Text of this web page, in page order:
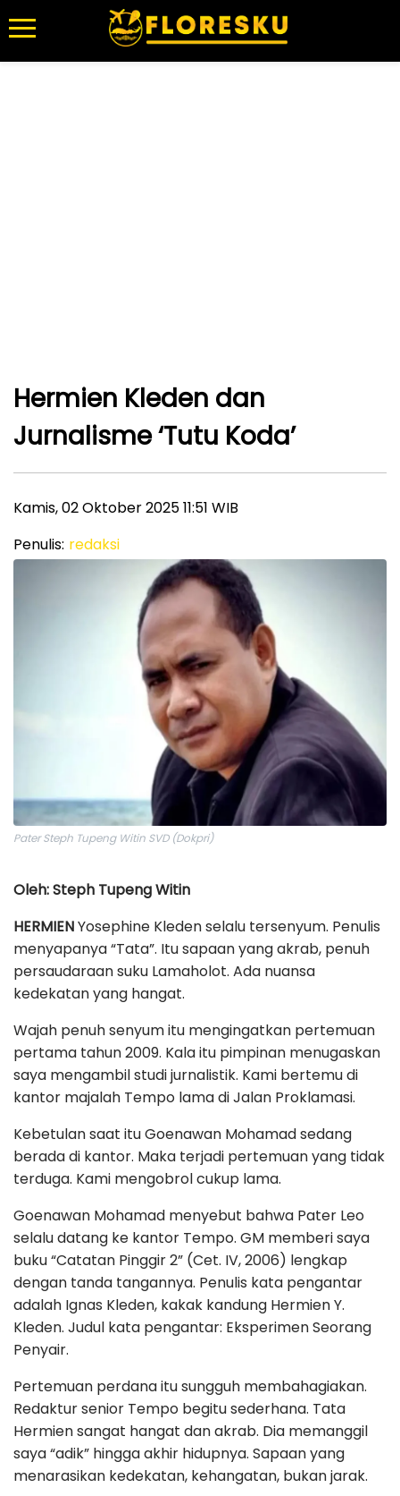
Hermien Kleden dan
Jurnalisme ‘Tutu Koda’
Kamis, 02 Oktober 2025 11:51 WIB
Penulis: redaksi
Pater Steph Tupeng Witin SVD (Dokpri)
Oleh: Steph Tupeng Witin
HERMIENYosephine Kleden selalu tersenyum. Penulis
menyapanya “Tata”. Itu sapaan yang akrab, penuh
persaudaraan suku Lamaholot. Ada nuansa
kedekatan yang hangat.
Wajah penuh senyum itu mengingatkan pertemuan
pertama tahun 2009. Kala itu pimpinan menugaskan
saya mengambil studi jurnalistik. Kami bertemu di
kantor majalah Tempo lama di Jalan Proklamasi.
Kebetulan saat itu Goenawan Mohamad sedang
berada di kantor. Maka terjadi pertemuan yang tidak
terduga. Kami mengobrol cukup lama.
Goenawan Mohamad menyebut bahwa Pater Leo
selalu datang ke kantor Tempo. GM memberi saya
buku “Catatan Pinggir 2” (Cet. IV, 2006) lengkap
dengan tanda tangannya. Penulis kata pengantar
adalah Ignas Kleden, kakak kandung Hermien Y.
Kleden. Judul kata pengantar: Eksperimen Seorang
Penyair.
Pertemuan perdana itu sungguh membahagiakan.
Redaktur senior Tempo begitu sederhana. Tata
Hermien sangat hangat dan akrab. Dia memanggil
saya “adik” hingga akhir hidupnya. Sapaan yang
menarasikan kedekatan, kehangatan, bukan jarak.